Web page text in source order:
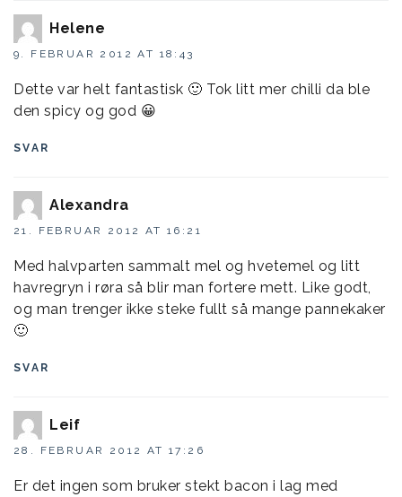
Helene
9. FEBRUAR 2012 AT 18:43
Dette var helt fantastisk 🙂 Tok litt mer chilli da ble
den spicy og god 😀
SVAR
Alexandra
21. FEBRUAR 2012 AT 16:21
Med halvparten sammalt mel og hvetemel og litt
havregryn i røra så blir man fortere mett. Like godt,
og man trenger ikke steke fullt så mange pannekaker
🙂
SVAR
Leif
28. FEBRUAR 2012 AT 17:26
Er det ingen som bruker stekt bacon i lag med